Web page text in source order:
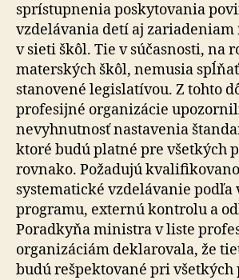
sprístupnenia poskytovania
vzdelávania detí aj
v sieti škôl. Tie v súčasnosti, na
materských škôl, nemusia
stanovené legislatívou. Z tohto
profesijné organizácie
nevyhnutnosť nastavenia
ktoré budú platné pre všetkých
rovnako. Požadujú
systematické vzdelávanie podľa
programu, externú kontrolu a
Poradkyňa ministra v liste
organizáciám deklarovala, že
budú rešpektované pri